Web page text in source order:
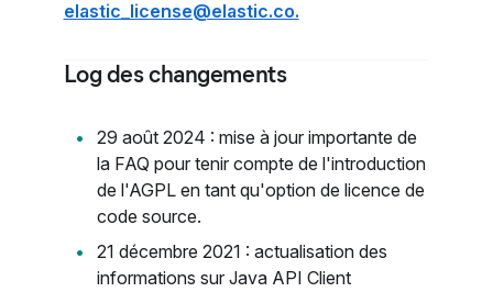
elastic_license@elastic.co.
Log des changements
29 août 2024 : mise à jour importante de
la FAQ pour tenir compte de l'introduction
de l'AGPL en tant qu'option de licence de
code source.
21 décembre 2021 : actualisation des
informations sur Java API Client